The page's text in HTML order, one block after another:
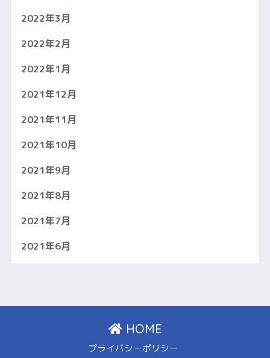
2022年3月
2022年2月
2022年1月
2021年12月
2021年11月
2021年10月
2021年9月
2021年8月
2021年7月
2021年6月
HOME
プライバシーポリシー